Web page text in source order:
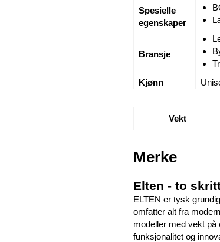
Spesielle
egenskaper
Bransje
Kjønn
Vekt
Merke
Elten - to
ELTEN er tysk
omfatter alt fra
modeller med vekt på
funksjonalitet og